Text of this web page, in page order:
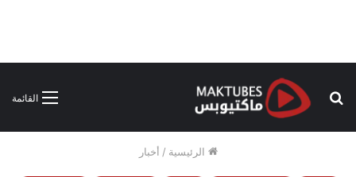
القائمة
بحث
الرئيسية / أخبار